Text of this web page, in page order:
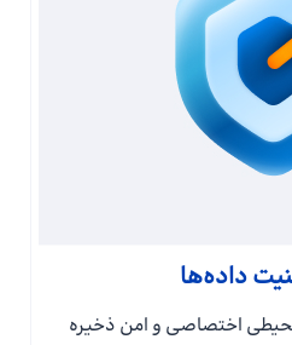
داده‌ها
اختصاصی و امن ذخیره